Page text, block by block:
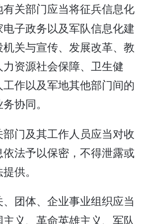
关部门应当将征兵信息化
子政务以及军队信息化建
关与宣传、发展改革、教
资源社会保障、卫生健
作以及军地其他部门间的
协同。
门及其工作人员应当对收
法予以保密，不得泄露或
供。
团体、企业事业组织应当
义、革命英雄主义、军队